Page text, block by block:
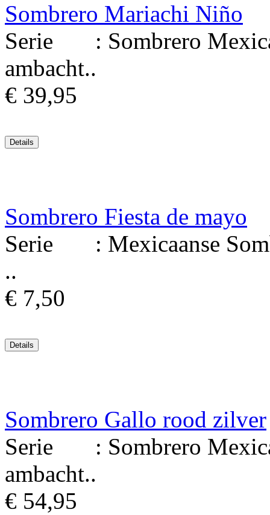
Sombrero Mariachi Niño
Serie : Sombrero
ambacht..
€ 39,95
Sombrero Fiesta de mayo
Serie : Mexicaanse
..
€ 7,50
Sombrero Gallo rood zilver
Serie : Sombrero
ambacht..
€ 54,95